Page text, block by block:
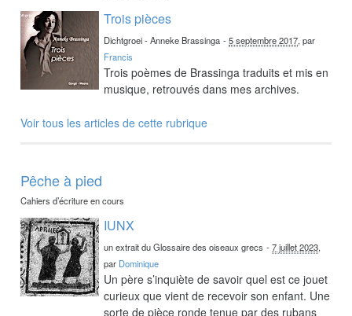
Trois pièces
Dichtgroei - Anneke Brassinga -5 septembre 2017, par
Francis
Trois poèmes de Brassinga traduits et mis en
musique, retrouvés dans mes archives.
Voir tous les articles de cette rubrique
Pêche à pied
Cahiers d’écriture en cours
IUNX
un extrait du Glossaire des oiseaux grecs -7 juillet 2023,
par Dominique
Un père s’inquiète de savoir quel est ce jouet
curieux que vient de recevoir son enfant. Une
sorte de pièce ronde tenue par des rubans